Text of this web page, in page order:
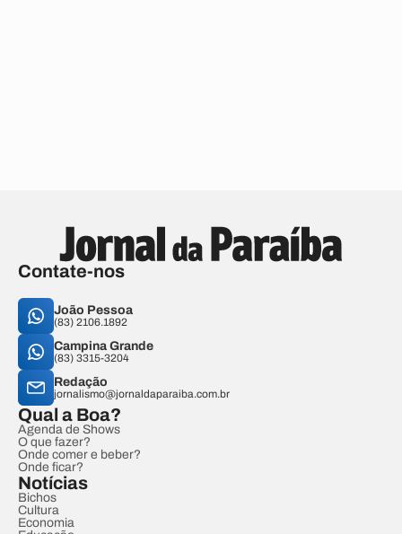
Contate-nos
João Pessoa
(83) 2106.1892
Campina Grande
(83) 3315-3204
Redação
jornalismo@jornaldaparaiba.com.br
Qual a Boa?
Agenda de Shows
O que fazer?
Onde comer e beber?
Onde ficar?
Notícias
Bichos
Cultura
Economia